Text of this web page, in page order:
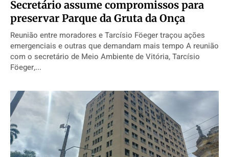
Secretário assume compromissos para
preservar Parque da Gruta da Onça
Reunião entre moradores e Tarcísio Föeger traçou ações
emergenciais e outras que demandam mais tempo A reunião
com o secretário de Meio Ambiente de Vitória, Tarcísio
Föeger,...